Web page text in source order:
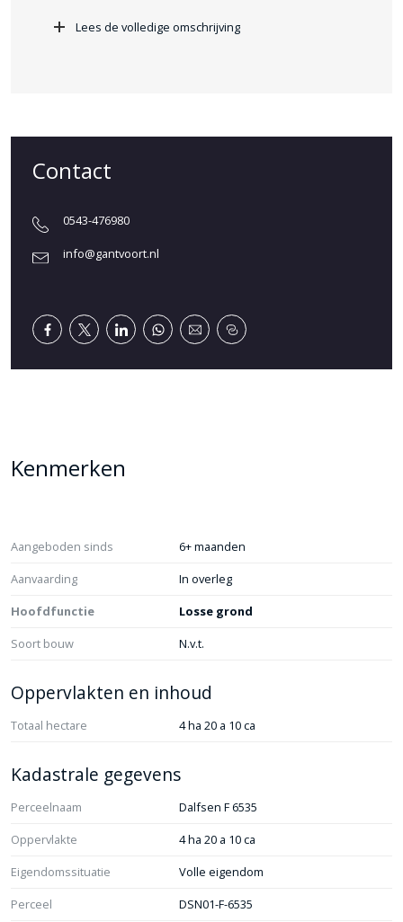
zandgronden).
Lees de volledige omschrijving
Contact
0543-476980
info@gantvoort.nl
Kenmerken
Aangeboden sinds
6+ maanden
Aanvaarding
In overleg
Hoofdfunctie
Losse grond
Soort bouw
N.v.t.
Oppervlakten en inhoud
Totaal hectare 4 ha 20 a 10 ca
Kadastrale gegevens
Perceelnaam
Dalfsen F 6535
Oppervlakte
4 ha 20 a 10 ca
Eigendomssituatie
Volle eigendom
Perceel
DSN01-F-6535